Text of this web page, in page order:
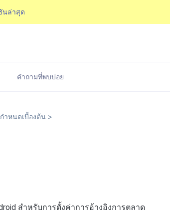
นล่าสุด
คำถามที่พบบ่อย
ำหนดเบื้องต้น >
สำหรับการตั้งค่าการอ้างอิงการตลาด